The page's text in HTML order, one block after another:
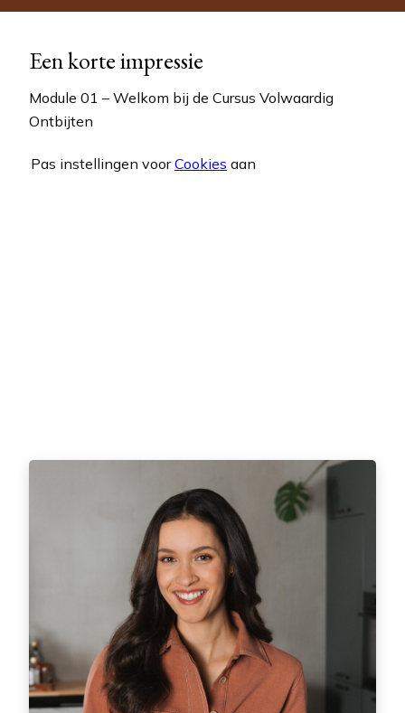
Een korte impressie
Module 01 – Welkom bij de Cursus Volwaardig
Ontbijten
Accepteer
Pas instellingen voorCookies aan